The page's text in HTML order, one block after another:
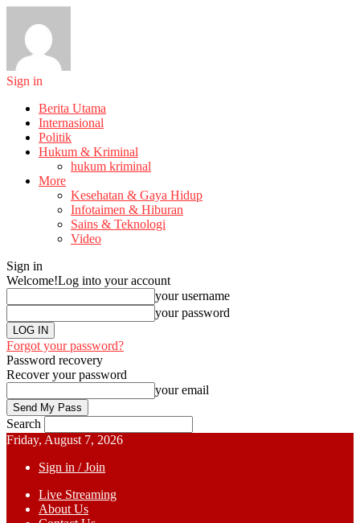
Sign in
Berita Utama
Internasional
Politik
Hukum & Kriminal
hukum kriminal
More
Kesehatan & Gaya Hidup
Infotaimen & Hiburan
Sains & Teknologi
Video
Sign in
Welcome!Log into your account
your username
your password
Forgot your password?
Password recovery
Recover your password
your email
Search
Friday, August 7, 2026
Sign in / Join
Live Streaming
About Us